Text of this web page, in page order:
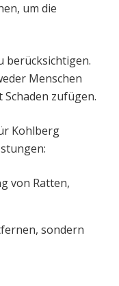
um die
berücksichtigen.
Menschen
zufügen.
Kohlberg
von Ratten,
sondern